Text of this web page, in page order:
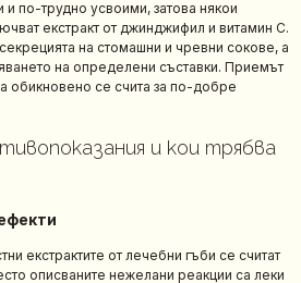
и по-трудно усвоими, затова някои
екстракт от джинджифил и витамин C.
на стомашни и чревни сокове, а
на определени съставки. Приемът
обикновено се счита за по-добре
и кои трябва
екстрактите от лечебни гъби се считат
описваните нежелани реакции са леки